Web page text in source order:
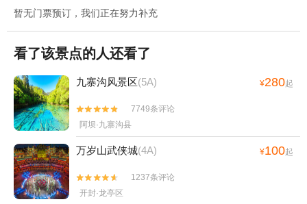
暂无门票预订，我们正在努力补充
看了该景点的人还看了
九寨沟风景区(5A) ¥280起


7749条评论
阿坝·九寨沟县
万岁山武侠城(4A) ¥100起


1237条评论
开封·龙亭区